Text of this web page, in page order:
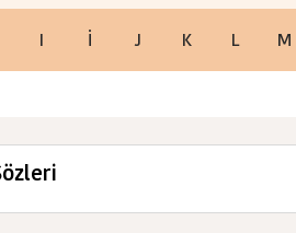
I İ J K L M